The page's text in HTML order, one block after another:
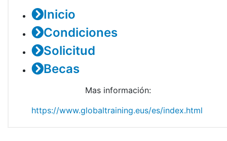
Inicio
Condiciones
Solicitud
Becas
Mas información:
https://www.globaltraining.eus/es/index.html